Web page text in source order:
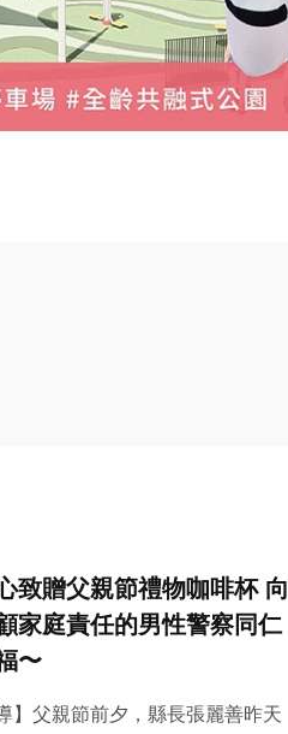
致贈父親節禮物咖啡杯 向
家庭責任的男性警察同仁
〜
】父親節前夕，縣長張麗善昨天